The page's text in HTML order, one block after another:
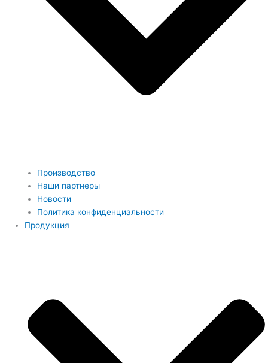
Производство
Наши партнеры
Новости
Политика конфиденциальности
Продукция